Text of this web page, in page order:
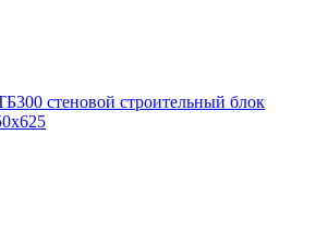
стеновой строительный блок